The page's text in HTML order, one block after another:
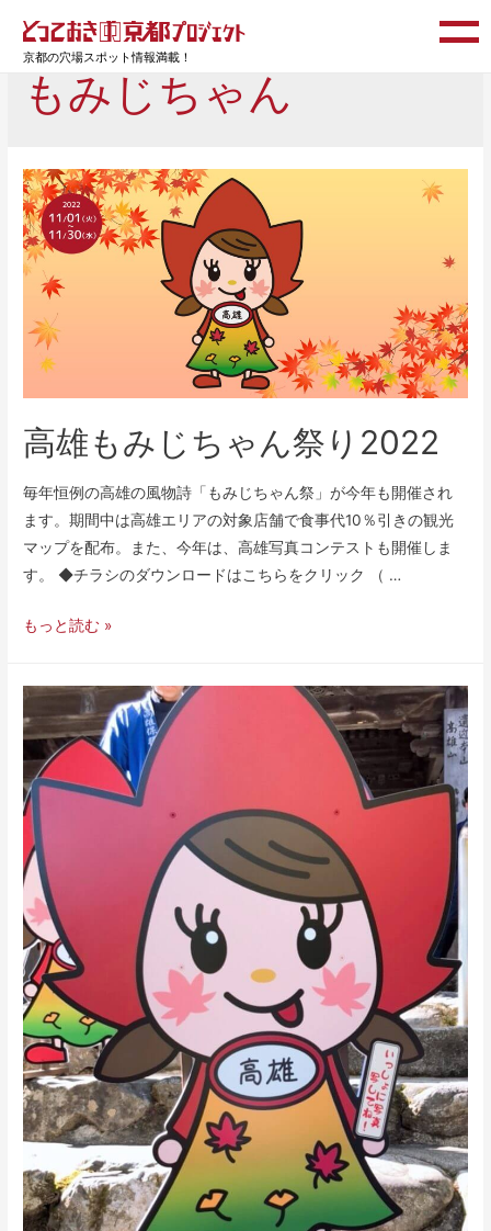
京都の穴場スポット情報満載！
もみじちゃん
高雄もみじちゃん祭り2022
毎年恒例の高雄の風物詩「もみじちゃん祭」が今年も開催され
ます。期間中は高雄エリアの対象店舗で食事代10％引きの観光
マップを配布。また、今年は、高雄写真コンテストも開催しま
す。 ◆チラシのダウンロードはこちらをクリック （ …
もっと読む »